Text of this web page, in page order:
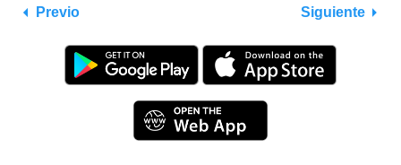
Previo Siguiente